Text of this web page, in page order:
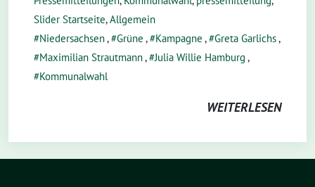
Slider Startseite,Allgemein
Niedersachsen, Grüne , Kampagne , Greta Garlichs,
Maximilian Strautmann, Julia Willie Hamburg ,
Kommunalwahl
WEITERLESEN